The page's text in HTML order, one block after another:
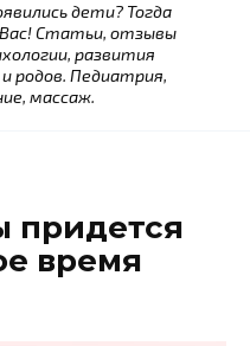
дети? Тогда
Статьи, отзывы
развития
родов. Педиатрия,
массаж.
придется
время